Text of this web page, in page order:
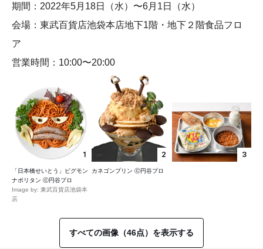
期間：2022年5月18日（水）〜6月1日（水）
会場：東武百貨店池袋本店地下1階・地下２階食品フロ
ア
営業時間：10:00〜20:00
1
「日本橋せいとう」ピグモン
ナポリタン ⓒ円谷プロ
Image by: 東武百貨店池袋本
店
2
カネゴンプリン ⓒ円谷プロ
3
すべての画像（46点）を表示する